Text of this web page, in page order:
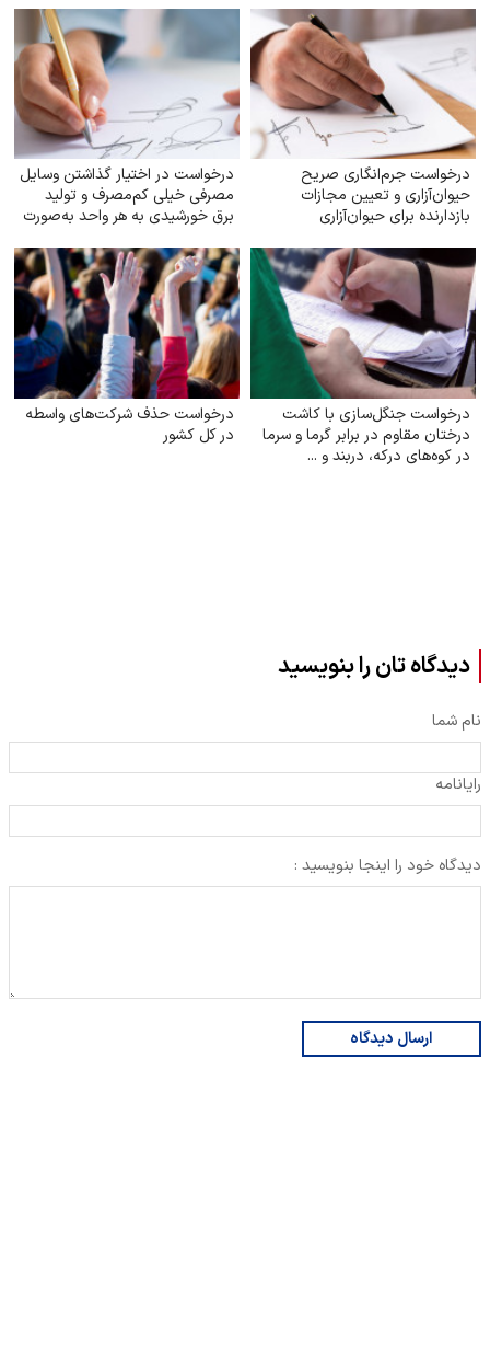
درخواست جرم‌انگاری صریح
حیوان‌آزاری و تعیین مجازات
بازدارنده برای حیوان‌آزاری
درخواست در اختیار گذاشتن وسایل
مصرفی خیلی کم‌مصرف و تولید
برق خورشیدی به هر واحد به‌صورت
درخواست جنگل‌سازی با کاشت
درختان مقاوم در برابر گرما و سرما
در کوه‌های درکه، دربند و ...
درخواست حذف شرکت‌های واسطه
در کل کشور
دیدگاه تان را بنویسید
نام شما
رایانامه
دیدگاه خود را اینجا بنویسید :
ارسال دیدگاه